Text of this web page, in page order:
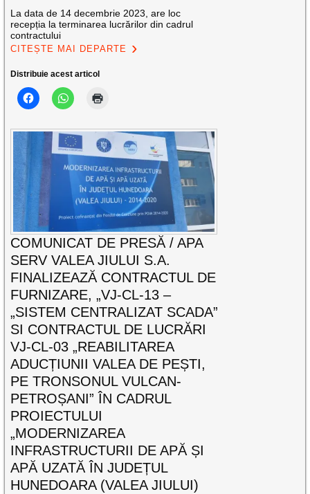
La data de 14 decembrie 2023, are loc
recepția la terminarea lucrărilor din cadrul
contractului
CITEȘTE MAI DEPARTE
Distribuie acest articol
COMUNICAT DE PRESĂ / APA
SERV VALEA JIULUI S.A.
FINALIZEAZĂ CONTRACTUL DE
FURNIZARE, „VJ-CL-13 –
„SISTEM CENTRALIZAT SCADA”
SI CONTRACTUL DE LUCRĂRI
VJ-CL-03 „REABILITAREA
ADUCȚIUNII VALEA DE PEȘTI,
PE TRONSONUL VULCAN-
PETROȘANI” ÎN CADRUL
PROIECTULUI
„MODERNIZAREA
INFRASTRUCTURII DE APĂ ȘI
APĂ UZATĂ ÎN JUDEȚUL
HUNEDOARA (VALEA JIULUI)